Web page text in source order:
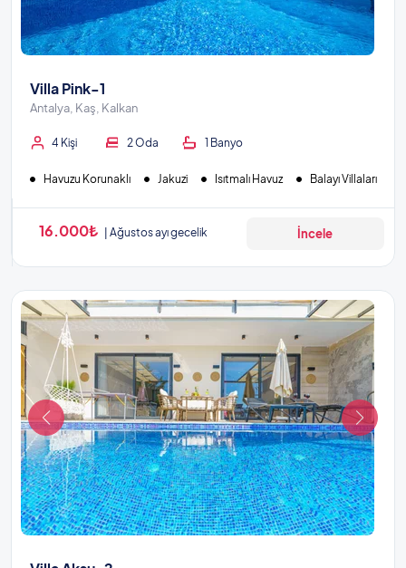
Villa Pink-1
Antalya, Kaş, Kalkan
4 Kişi 2 Oda 1 Banyo
Havuzu Korunaklı Jakuzi Isıtmalı Havuz Balayı Villaları
16.000₺ Ağustos ayı gecelik İncele